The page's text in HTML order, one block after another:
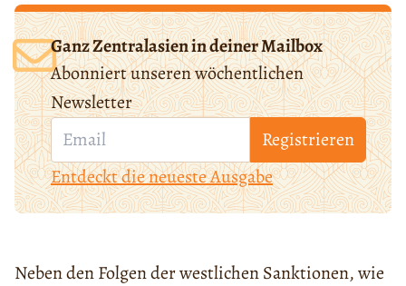
Ganz Zentralasien in deiner Mailbox
Abonniert unseren wöchentlichen
Newsletter
Registrieren
Entdeckt die neueste Ausgabe
Neben den Folgen der westlichen Sanktionen, wie